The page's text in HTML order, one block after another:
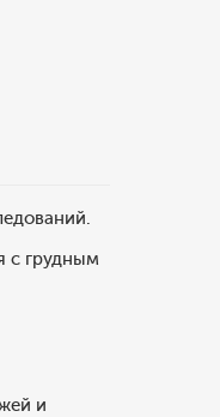
с грудным
и